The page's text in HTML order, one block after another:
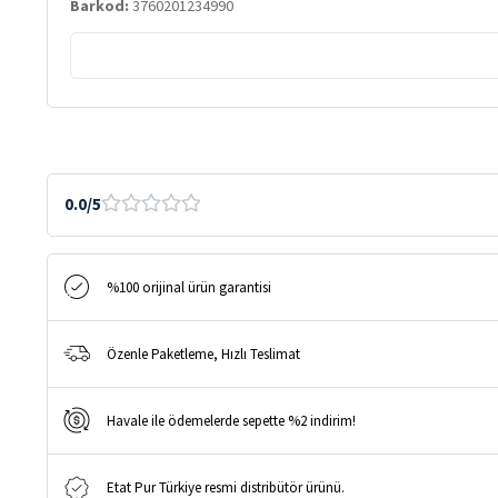
15ML
|
Retinol
adet
Barkod: 3760201234990
0.0/5
%100 orijinal ürün garantisi
Özenle Paketleme, Hızlı Teslimat
Havale ile ödemelerde sepette %2 indirim!
Etat Pur Türkiye resmi distribütör ürünü.